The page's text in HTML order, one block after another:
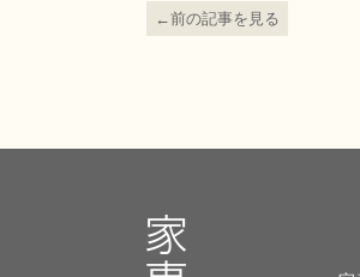
←前の記事を見る